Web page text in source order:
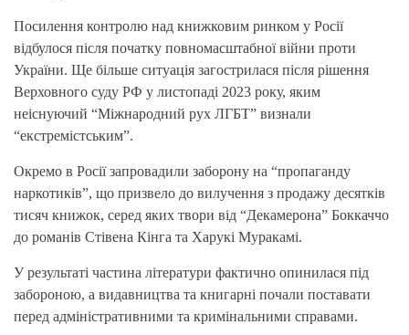
Посилення контролю над книжковим ринком у Росії
відбулося після початку повномасштабної війни проти
України. Ще більше ситуація загострилася після рішення
Верховного суду РФ у листопаді 2023 року, яким
неіснуючий “Міжнародний рух ЛГБТ” визнали
“екстремістським”.
Окремо в Росії запровадили заборону на “пропаганду
наркотиків”, що призвело до вилучення з продажу десятків
тисяч книжок, серед яких твори від “Декамерона” Боккаччо
до романів Стівена Кінга та Харукі Муракамі.
У результаті частина літератури фактично опинилася під
забороною, а видавництва та книгарні почали поставати
перед адміністративними та кримінальними справами.